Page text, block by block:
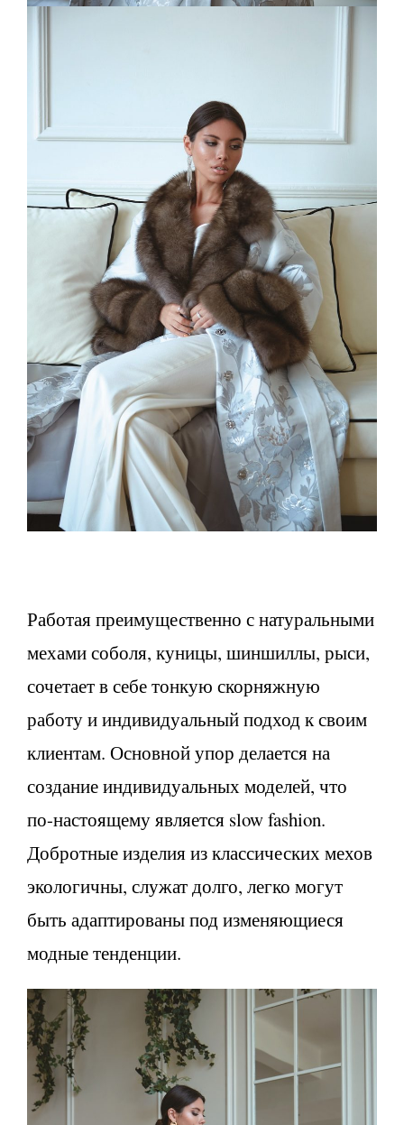
Работая преимущественно с натуральными
мехами соболя, куницы, шиншиллы, рыси,
сочетает в себе тонкую скорняжную
работу и индивидуальный подход к своим
клиентам. Основной упор делается на
создание индивидуальных моделей, что
по-настоящему является slow fashion.
Добротные изделия из классических мехов
экологичны, служат долго, легко могут
быть адаптированы под изменяющиеся
модные тенденции.